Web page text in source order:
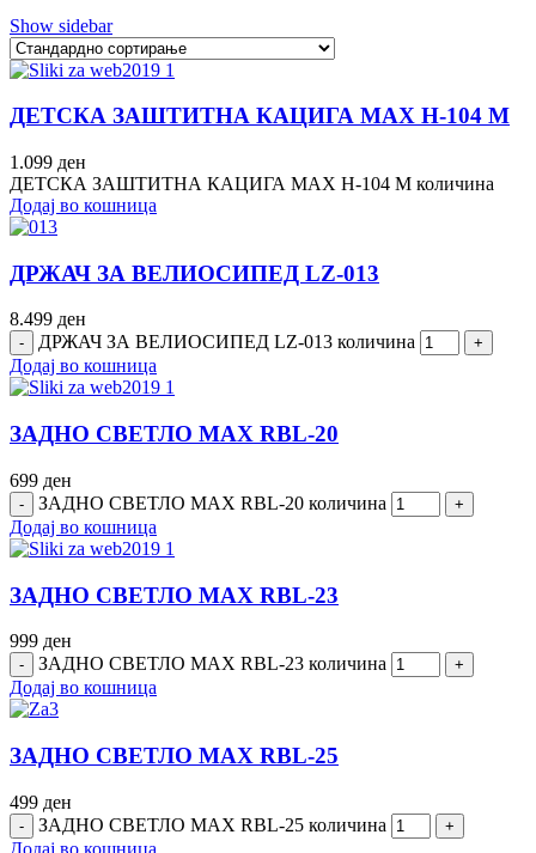
Show sidebar
ДЕТСКА ЗАШТИТНА КАЦИГА MAX H-104 M
1.099 ден
ДЕТСКА ЗАШТИТНА КАЦИГА MAX H-104 M количина
Додај во кошница
ДРЖАЧ ЗА ВЕЛИОСИПЕД LZ-013
8.499 ден
ДРЖАЧ ЗА ВЕЛИОСИПЕД LZ-013 количина
Додај во кошница
ЗАДНО СВЕТЛО MAX RBL-20
699 ден
ЗАДНО СВЕТЛО MAX RBL-20 количина
Додај во кошница
ЗАДНО СВЕТЛО MAX RBL-23
999 ден
ЗАДНО СВЕТЛО MAX RBL-23 количина
Додај во кошница
ЗАДНО СВЕТЛО MAX RBL-25
499 ден
ЗАДНО СВЕТЛО MAX RBL-25 количина
Додај во кошница